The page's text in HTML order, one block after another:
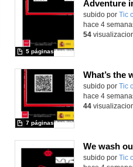
subido por Tic
5 páginas
hace 4
54
subido por Tic
7 páginas
hace 4
44
subido por Tic